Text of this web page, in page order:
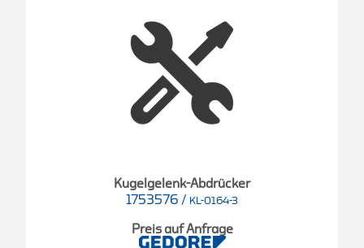
Kugelgelenk-Abdrücker
1753576 / KL-0164-3
Preis auf Anfrage